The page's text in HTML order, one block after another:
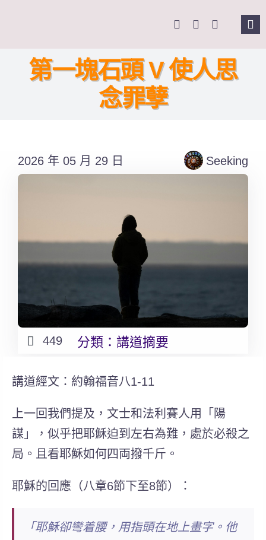
第一塊石頭 V 使人思
念罪孽
2026 年 05 月 29 日 Seeking
449 分類：講道摘要
講道經文： 約翰福音八1-11
上一回我們提及，文士和法利賽人用「陽
謀」，似乎把耶穌迫到左右為難，處於必殺之
局。且看耶穌如何四両撥千斤。
耶穌的回應（八章6節下至8節）：
「耶穌卻彎着腰，用指頭在地上畫字。他